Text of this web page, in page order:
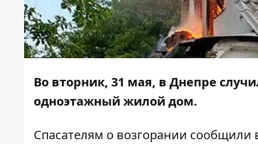
Во вторник, 31 мая, в Днепре
одноэтажный жилой дом.
Спасателям о возгорании сообщили